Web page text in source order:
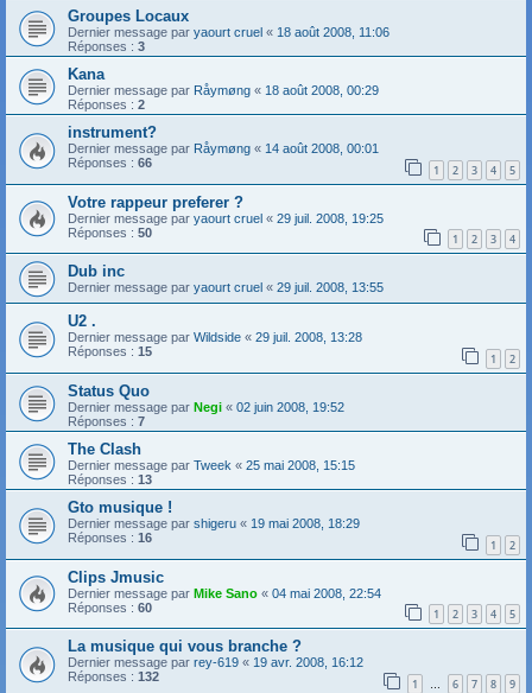
Groupes Locaux
Dernier message par yaourt cruel « 18 août 2008, 11:06
Réponses : 3
Kana
Dernier message par Råymøng « 18 août 2008, 00:29
Réponses : 2
instrument?
Dernier message par Råymøng « 14 août 2008, 00:01
Réponses : 66 1 2 3 4 5
Votre rappeur preferer ?
Dernier message par yaourt cruel « 29 juil. 2008, 19:25
Réponses : 50 1 2 3 4
Dub inc
Dernier message par yaourt cruel « 29 juil. 2008, 13:55
U2 .
Dernier message par Wildside « 29 juil. 2008, 13:28
Réponses : 15 1 2
Status Quo
Dernier message par Negi « 02 juin 2008, 19:52
Réponses : 7
The Clash
Dernier message par Tweek « 25 mai 2008, 15:15
Réponses : 13
Gto musique !
Dernier message par shigeru « 19 mai 2008, 18:29
Réponses : 16 1 2
Clips Jmusic
Dernier message par Mike Sano « 04 mai 2008, 22:54
Réponses : 60 1 2 3 4 5
La musique qui vous branche ?
Dernier message par rey-619 « 19 avr. 2008, 16:12
Réponses : 132 1 … 6 7 8 9